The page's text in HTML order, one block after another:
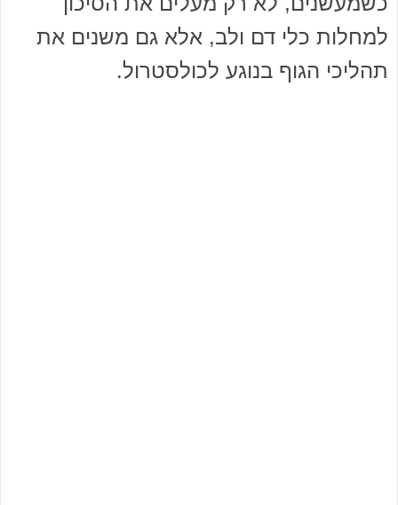
למחלות כלי דם ולב, אלא גם משנים את
תהליכי הגוף בנוגע לכולסטרול.